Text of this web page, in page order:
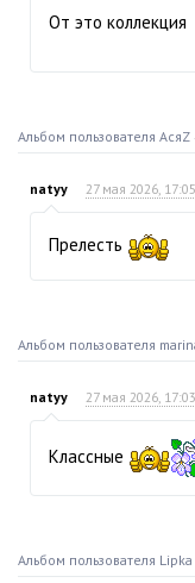
От это коллекция
Альбом пользователя АсяZ
natyy 27 мая 2026, 17:05
Прелесть
Альбом пользователя
natyy 27 мая 2026, 17:03
Классные
Альбом пользователя Lipka